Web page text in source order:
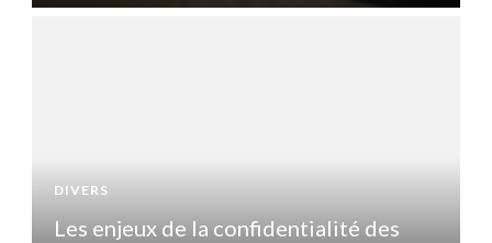
DIVERS
Les enjeux de la confidentialité des